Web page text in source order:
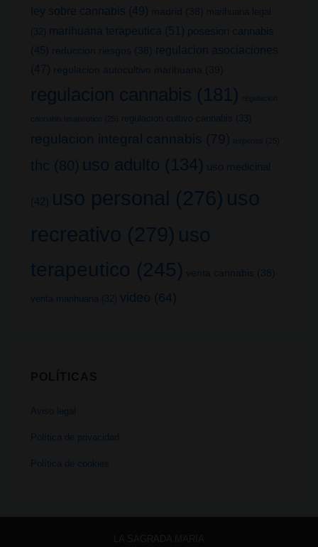
ley sobre cannabis (49) madrid (38)
marihuana legal
(32)
marihuana terapeutica (51) posesion cannabis
(45) reduccion riesgos (38)
regulacion asociaciones
(47) regulacion autocultivo marihuana (39)
regulacion cannabis (181) regulacion
cannabis terapeutico (25) regulacion cultivo cannabis (33)
regulacion integral cannabis (79) terpenos (25)
thc (80) uso adulto (134) uso medicinal
(42) uso personal (276) uso
recreativo (279) uso
terapeutico (245) venta cannabis (38)
venta marihuana (32) video (64)
Aviso legal
Política de privacidad
Política de cookies